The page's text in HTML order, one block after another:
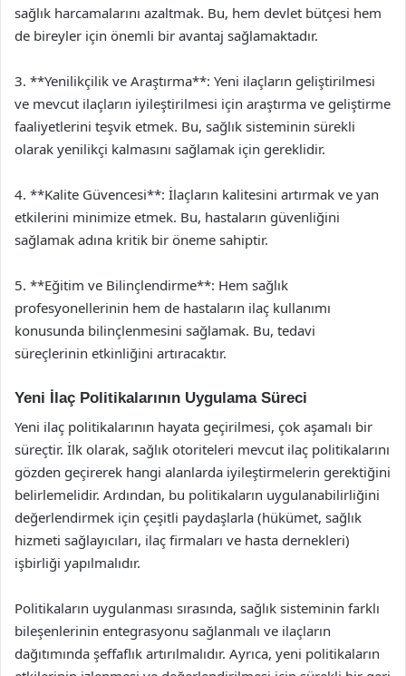
sağlık harcamalarını azaltmak. Bu, hem devlet bütçesi hem
de bireyler için önemli bir avantaj sağlamaktadır.
3. **Yenilikçilik ve Araştırma**: Yeni ilaçların geliştirilmesi
ve mevcut ilaçların iyileştirilmesi için araştırma ve geliştirme
faaliyetlerini teşvik etmek. Bu, sağlık sisteminin sürekli
olarak yenilikçi kalmasını sağlamak için gereklidir.
4. **Kalite Güvencesi**: İlaçların kalitesini artırmak ve yan
etkilerini minimize etmek. Bu, hastaların güvenliğini
sağlamak adına kritik bir öneme sahiptir.
5. **Eğitim ve Bilinçlendirme**: Hem sağlık
profesyonellerinin hem de hastaların ilaç kullanımı
konusunda bilinçlenmesini sağlamak. Bu, tedavi
süreçlerinin etkinliğini artıracaktır.
Yeni İlaç Politikalarının Uygulama Süreci
Yeni ilaç politikalarının hayata geçirilmesi, çok aşamalı bir
süreçtir. İlk olarak, sağlık otoriteleri mevcut ilaç politikalarını
gözden geçirerek hangi alanlarda iyileştirmelerin gerektiğini
belirlemelidir. Ardından, bu politikaların uygulanabilirliğini
değerlendirmek için çeşitli paydaşlarla (hükümet, sağlık
hizmeti sağlayıcıları, ilaç firmaları ve hasta dernekleri)
işbirliği yapılmalıdır.
Politikaların uygulanması sırasında, sağlık sisteminin farklı
bileşenlerinin entegrasyonu sağlanmalı ve ilaçların
dağıtımında şeffaflık artırılmalıdır. Ayrıca, yeni politikaların